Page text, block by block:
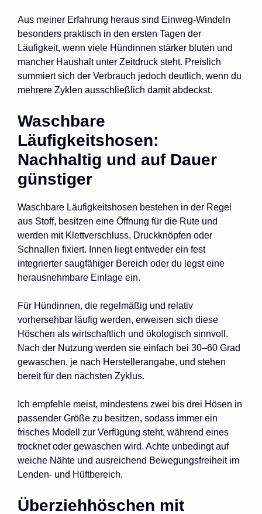
Aus meiner Erfahrung heraus sind Einweg-Windeln
besonders praktisch in den ersten Tagen der
Läufigkeit, wenn viele Hündinnen stärker bluten und
mancher Haushalt unter Zeitdruck steht. Preislich
summiert sich der Verbrauch jedoch deutlich, wenn du
mehrere Zyklen ausschließlich damit abdeckst.
Waschbare
Läufigkeitshosen:
Nachhaltig und auf Dauer
günstiger
Waschbare Läufigkeitshosen bestehen in der Regel
aus Stoff, besitzen eine Öffnung für die Rute und
werden mit Klettverschluss, Druckknöpfen oder
Schnallen fixiert. Innen liegt entweder ein fest
integrierter saugfähiger Bereich oder du legst eine
herausnehmbare Einlage ein.
Für Hündinnen, die regelmäßig und relativ
vorhersehbar läufig werden, erweisen sich diese
Höschen als wirtschaftlich und ökologisch sinnvoll.
Nach der Nutzung werden sie einfach bei 30–60 Grad
gewaschen, je nach Herstellerangabe, und stehen
bereit für den nächsten Zyklus.
Ich empfehle meist, mindestens zwei bis drei Hösen in
passender Größe zu besitzen, sodass immer ein
frisches Modell zur Verfügung steht, während eines
trocknet oder gewaschen wird. Achte unbedingt auf
weiche Nähte und ausreichend Bewegungsfreiheit im
Lenden- und Hüftbereich.
Überziehhöschen mit